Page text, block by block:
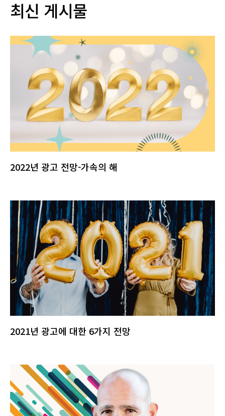
최신 게시물
2022년 광고 전망-가속의 해
2021년 광고에 대한 6가지 전망